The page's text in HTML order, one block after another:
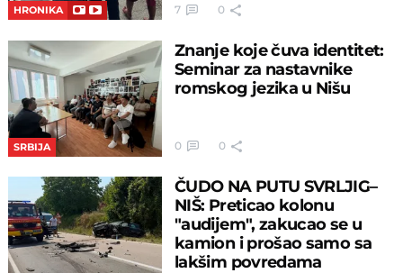
HRONIKA 7 0
SRBIJA
Znanje koje čuva identitet:
Seminar za nastavnike
romskog jezika u Nišu
0 0
ČUDO NA PUTU SVRLJIG–
NIŠ: Preticao kolonu
"audijem", zakucao se u
kamion i prošao samo sa
lakšim povredama